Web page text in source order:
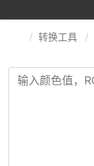
转换工具